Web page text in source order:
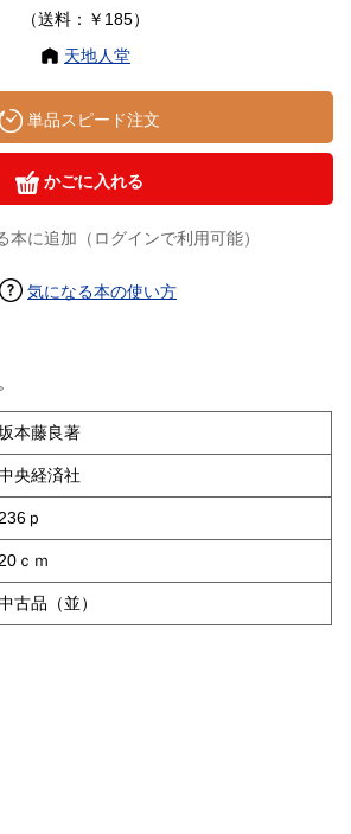
（送料：￥185）
天地人堂
単品スピード注文
かごに入れる
本に追加（ログインで利用可能）
気になる本の使い方
本藤良著
央経済社
236ｐ
20ｃｍ
古品（並）